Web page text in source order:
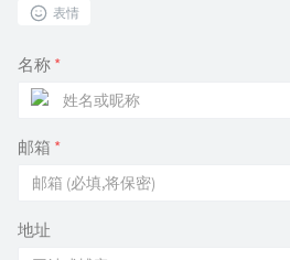
表情
名称 *
邮箱 *
地址